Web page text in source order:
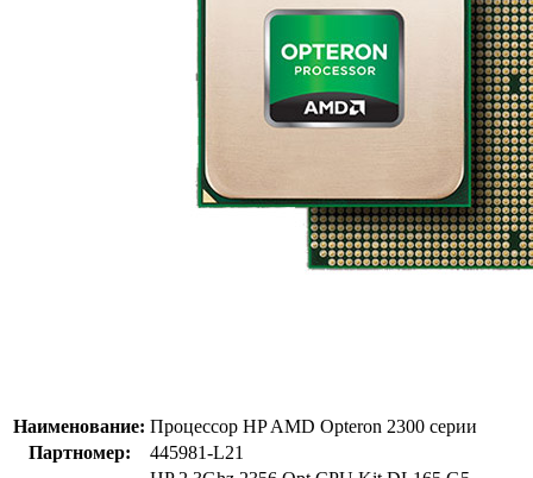
Наименование: Процессор HP AMD Opteron 2300 серии
Партномер:
445981-L21